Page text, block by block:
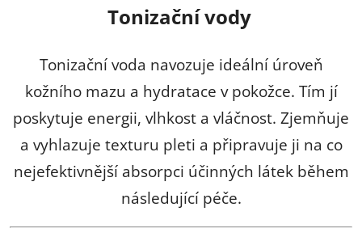
r
v
y
Tonizační vody
Tonizační voda navozuje ideální úroveň
kožního mazu a hydratace v pokožce. Tím jí
poskytuje energii, vlhkost a vláčnost. Zjemňuje
a vyhlazuje texturu pleti a připravuje ji na co
nejefektivnější absorpci účinných látek během
následující péče.